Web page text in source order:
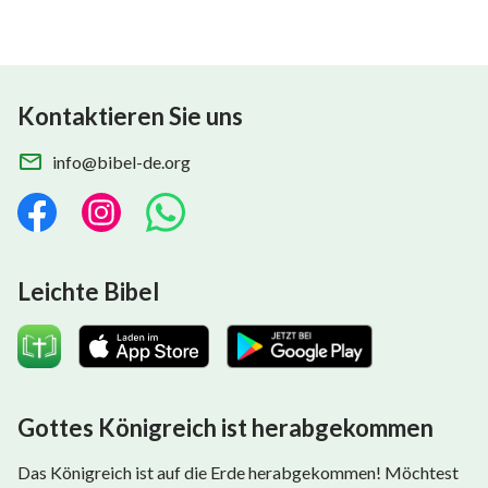
Kontaktieren Sie uns
info@bibel-de.org
Leichte Bibel
Gottes Königreich ist herabgekommen
Das Königreich ist auf die Erde herabgekommen! Möchtest